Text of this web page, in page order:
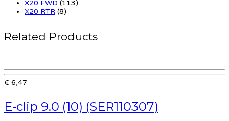
X20 FWD (113)
X20 RTR (8)
Related Products
€ 6,47
E-clip 9.0 (10) (SER110307)